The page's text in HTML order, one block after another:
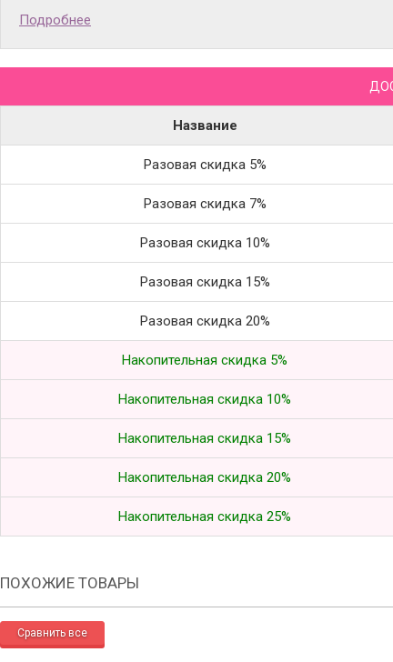
Подробнее
Название
Разовая скидка 5%
Разовая скидка 7%
Разовая скидка 10%
Разовая скидка 15%
Разовая скидка 20%
Накопительная скидка 5%
Накопительная скидка 10%
Накопительная скидка 15%
Накопительная скидка 20%
Накопительная скидка 25%
ПОХОЖИЕ ТОВАРЫ